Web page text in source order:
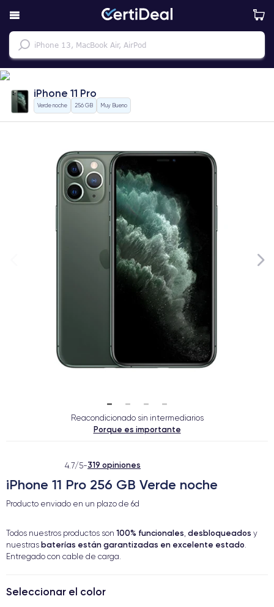
iPhone 11 Pro
Verde noche 256 GB Muy Bueno
Reacondicionado sin intermediarios
Porque es importante
4.7/5-319 opiniones
iPhone 11 Pro 256 GB Verde noche
Producto enviado en un plazo de 6d
Todos nuestros productos son 100% funcionales, desbloqueados y
nuestras baterías están garantizadas en excelente estado.
Entregado con cable de carga.
Seleccionar el color